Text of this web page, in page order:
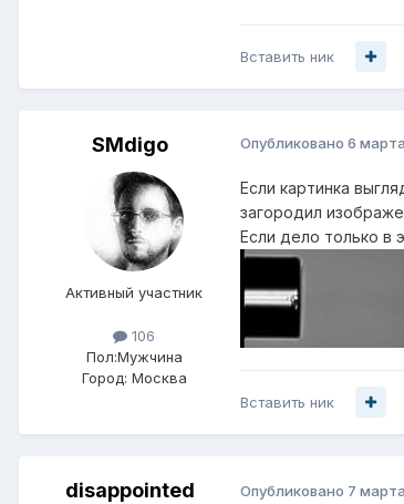
Вставить ник
SMdigo
Активный участник
106
Пол:Мужчина
Город: Москва
Опубликовано 6
Если картинка
загородил
Если дело только в
Вставить ник
disappointed Опубликовано 7